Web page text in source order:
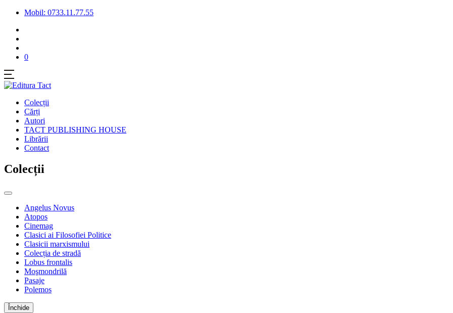
Mobil: 0733.11.77.55
0
Colecții
Cărți
Autori
TACT PUBLISHING HOUSE
Librării
Contact
Colecții
Angelus Novus
Atopos
Cinemag
Clasici ai Filosofiei Politice
Clasicii marxismului
Colecția de stradă
Lobus frontalis
Moşmondrilă
Pasaje
Polemos
Închide